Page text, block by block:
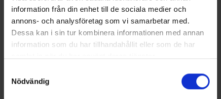
information från din enhet till de sociala medier och
annons- och analysföretag som vi samarbetar med.
Dessa kan i sin tur kombinera informationen med annan
information som du har tillhandahållit eller som de har
Nödvändig
Grillpfanne Doppelt
35 €
Ähnliche Produkte